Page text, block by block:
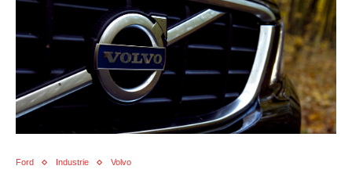
Ford Industrie Volvo